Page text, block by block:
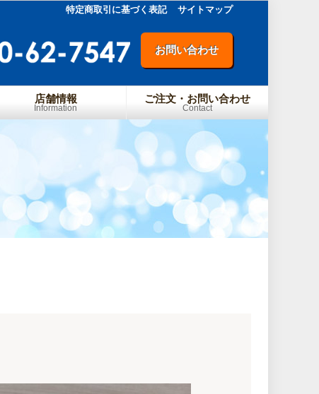
特定商取引に基づく表記 サイトマップ
お問い合わせ
店舗情報
Information
ご注文・お問い合わせ
Contact